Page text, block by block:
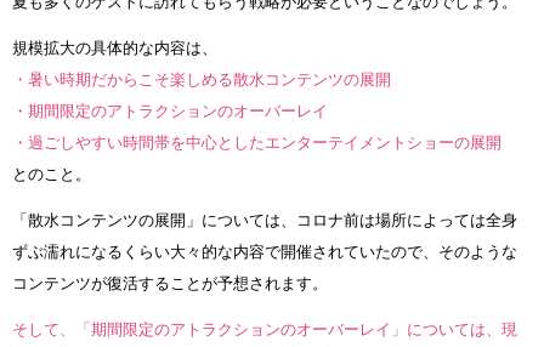
規模拡大の具体的な内容は、
・暑い時期だからこそ楽しめる散水コンテンツの展開
・期間限定のアトラクションのオーバーレイ
・過ごしやすい時間帯を中心としたエンターテイメントショーの展開
とのこと。
「散水コンテンツの展開」については、コロナ前は場所によっては全身
ずぶ濡れになるくらい大々的な内容で開催されていたので、そのような
コンテンツが復活することが予想されます。
そして、「期間限定のアトラクションのオーバーレイ」については、現